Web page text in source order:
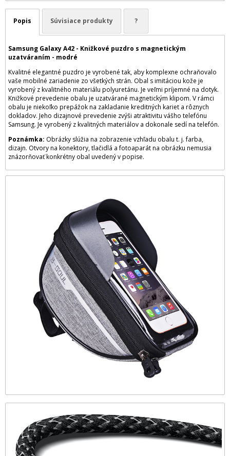
Popis Súvisiace produkty ?
Samsung Galaxy A42 - Knižkové puzdro s magnetickým
uzatváraním - modré
Kvalitné elegantné puzdro je vyrobené tak, aby komplexne ochraňovalo
vaše mobilné zariadenie zo všetkých strán. Obal s imitáciou kože je
vyrobený z kvalitného materiálu polyuretánu. Je veľmi príjemné na dotyk.
Knižkové prevedenie obalu je uzatvárané magnetickým klipom. V rámci
obalu je niekoľko prepážok na zakladanie kreditných kariet a rôznych
dokladov. Jeho dizajnové prevedenie zvýši atraktivitu vášho telefónu
Samsung. Je vyrobený z kvalitných materiálov a dokonale sedí na telefón.
Poznámka: Obrázky slúžia na zobrazenie vzhľadu obalu t. j. farba,
dizajn. Otvory na konektory, tlačidlá a fotoaparát na obrázku nemusia
znázorňovať konkrétny obal uvedený v popise.